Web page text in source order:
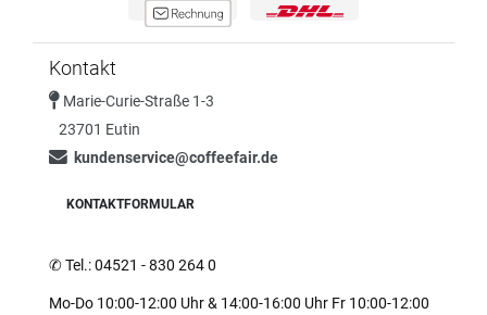
Kontakt
Marie-Curie-Straße 1-3
23701 Eutin
kundenservice@coffeefair.de
KONTAKTFORMULAR
✆Tel.: 04521 - 830 264 0
Mo-Do 10:00-12:00 Uhr & 14:00-16:00 Uhr Fr 10:00-12:00